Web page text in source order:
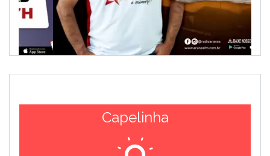
Capelinha